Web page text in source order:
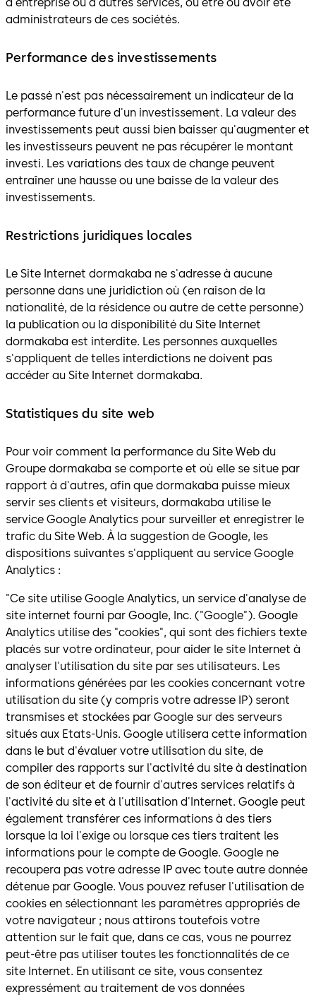
administrateurs de ces sociétés.
Performance des investissements
Le passé n'est pas nécessairement un indicateur de la
performance future d'un investissement. La valeur des
investissements peut aussi bien baisser qu'augmenter et
les investisseurs peuvent ne pas récupérer le montant
investi. Les variations des taux de change peuvent
entraîner une hausse ou une baisse de la valeur des
investissements.
Restrictions juridiques locales
Le Site Internet dormakaba ne s'adresse à aucune
personne dans une juridiction où (en raison de la
nationalité, de la résidence ou autre de cette personne)
la publication ou la disponibilité du Site Internet
dormakaba est interdite. Les personnes auxquelles
s'appliquent de telles interdictions ne doivent pas
accéder au Site Internet dormakaba.
Statistiques du site web
Pour voir comment la performance du Site Web du
Groupe dormakaba se comporte et où elle se situe par
rapport à d'autres, afin que dormakaba puisse mieux
servir ses clients et visiteurs, dormakaba utilise le
service Google Analytics pour surveiller et enregistrer le
trafic du Site Web. À la suggestion de Google, les
dispositions suivantes s'appliquent au service Google
Analytics :
"Ce site utilise Google Analytics, un service d'analyse de
site internet fourni par Google, Inc. ("Google"). Google
Analytics utilise des "cookies", qui sont des fichiers texte
placés sur votre ordinateur, pour aider le site Internet à
analyser l'utilisation du site par ses utilisateurs. Les
informations générées par les cookies concernant votre
utilisation du site (y compris votre adresse IP) seront
transmises et stockées par Google sur des serveurs
situés aux Etats-Unis. Google utilisera cette information
dans le but d'évaluer votre utilisation du site, de
compiler des rapports sur l'activité du site à destination
de son éditeur et de fournir d'autres services relatifs à
l'activité du site et à l'utilisation d'Internet. Google peut
également transférer ces informations à des tiers
lorsque la loi l'exige ou lorsque ces tiers traitent les
informations pour le compte de Google. Google ne
recoupera pas votre adresse IP avec toute autre donnée
détenue par Google. Vous pouvez refuser l'utilisation de
cookies en sélectionnant les paramètres appropriés de
votre navigateur ; nous attirons toutefois votre
attention sur le fait que, dans ce cas, vous ne pourrez
peut-être pas utiliser toutes les fonctionnalités de ce
site Internet. En utilisant ce site, vous consentez
expressément au traitement de vos données